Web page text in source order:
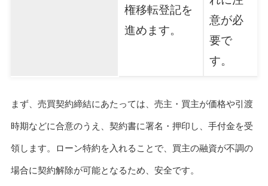
権移転登記を
進めます。
意が必
要で
す。
まず、売買契約締結にあたっては、売主・買主が価格や引渡
時期などに合意のうえ、契約書に署名・押印し、手付金を受
領します。ローン特約を入れることで、買主の融資が不調の
場合に契約解除が可能となるため、安全です。